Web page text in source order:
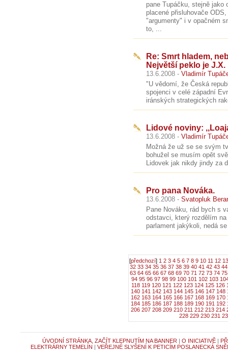
pane Tupáčku, stejně jako
placené přisluhovače
"argumenty" i v opačném
to, ...
Re: Smrt hladem,
Největší peklo je J.X.
13.6.2008 - Vladimír
"U vědomí, že Česká
spojenci v celé západní
iránských strategických
Lidové noviny:
13.6.2008 - Vladimír
Možná že už se se svým
bohužel se musím opět
Lidovek jak nikdy jindy za
Pro pana Nováka.
13.6.2008 - Svatopluk
Pane Nováku, rád bych s
odstavci, který rozdělím
parlament jakýkoli, nedá
[předchozí] 1 2 3 4 5 6 7 8 9 10 11 12 13
32 33 34 35 36 37 38 39 40 41 42 43 44
63 64 65 66 67 68 69 70 71 72 73 74 75
94 95 96 97 98 99 100 101 102 103
118 119 120 121 122 123 124 125 126
140 141 142 143 144 145 146 147 148
162 163 164 165 166 167 168 169 170
184 185 186 187 188 189 190 191 192
206 207 208 209 210 211 212 213 214
228 229 230 231
ÚVODNÍ STRÁNKA, ZAČÍT KLEPNUTÍM NA BANNER | O INICIATIVĚ|
ELEKTRÁRNY TEMELÍN | VEŘEJNÉ SLYŠENÍ K PETICÍM POSLANECKÁ